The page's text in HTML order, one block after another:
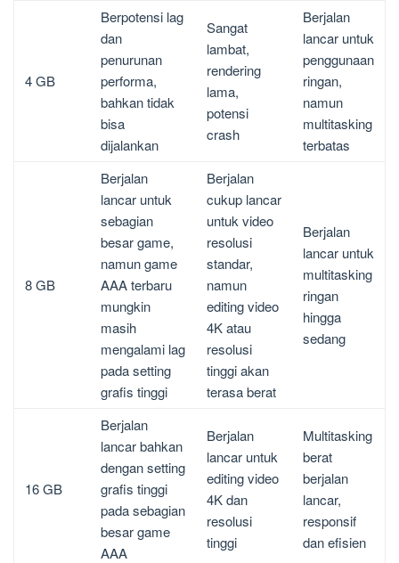
4 GB
Berpotensi lag
dan
penurunan
performa,
bahkan tidak
bisa
dijalankan
Sangat
lambat,
rendering
lama,
potensi
crash
Berjalan
lancar untuk
penggunaan
ringan,
namun
multitasking
terbatas
8 GB
Berjalan
lancar untuk
sebagian
besar game,
namun game
AAA terbaru
mungkin
masih
mengalami lag
pada setting
grafis tinggi
Berjalan
cukup lancar
untuk video
resolusi
standar,
namun
editing video
4K atau
resolusi
tinggi akan
terasa berat
Berjalan
lancar untuk
multitasking
ringan
hingga
sedang
16 GB
Berjalan
lancar bahkan
dengan setting
grafis tinggi
pada sebagian
besar game
AAA
Berjalan
lancar untuk
editing video
4K dan
resolusi
tinggi
Multitasking
berat
berjalan
lancar,
responsif
dan efisien